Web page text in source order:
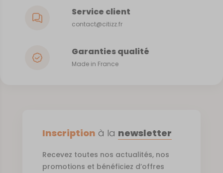
Service client
contact@citizz.fr
Garanties qualité
Made in France
Inscription à la newsletter
Recevez toutes nos actualités, nos
promotions et bénéficiez d’offres